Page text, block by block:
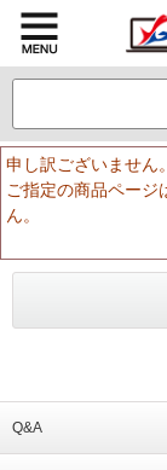
申し訳ございません。
ご指定の商品ページ
ん。
Q&A